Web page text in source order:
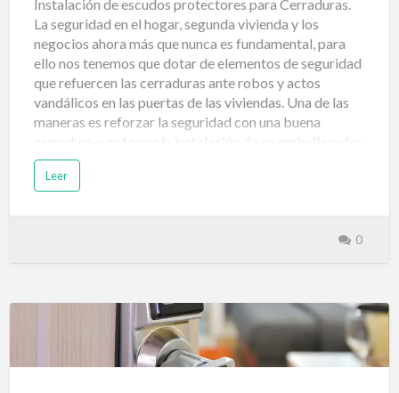
Instalación de escudos protectores para Cerraduras.
La seguridad en el hogar, segunda vivienda y los
negocios ahora más que nunca es fundamental, para
ello nos tenemos que dotar de elementos de seguridad
que refuercen las cerraduras ante robos y actos
vandálicos en las puertas de las viviendas. Una de las
maneras es reforzar la seguridad con una buena
cerradura y opta por la instalación de un embellecedor
o escudo protector para cerraduras que la blinde ante
ladrones persistentes. Escudos protectores
tienen entre otras funciones impedir a posibles
los escudos protectores para las cerraduras? Reforzar
la seguridad y ponérselo lo más difícil posible a
potenciales ladrones y que no lo tengan tan fácil a la
Leer
0